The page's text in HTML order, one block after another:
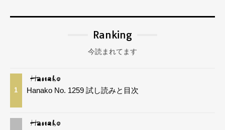
Ranking
今読まれてます
1 Hanako No. 1259 試し読みと目次